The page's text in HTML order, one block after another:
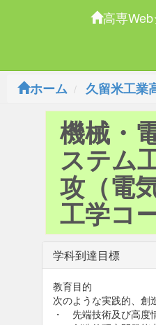
高専
ホーム 久留米工業
機械・
ステム
攻（電
工学コ
学科到達目標
教育目的
次のような実践的、創
・ 先端技術及び高度